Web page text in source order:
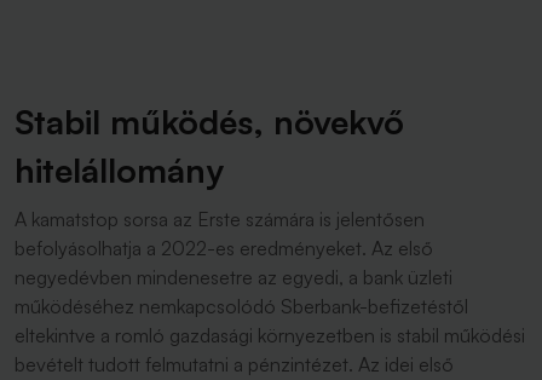
Stabil működés, növekvő
hitelállomány
A kamatstop sorsa az Erste számára is jelentősen
befolyásolhatja a 2022-es eredményeket. Az első
negyedévben mindenesetre az egyedi, a bank üzleti
működéséhez nemkapcsolódó Sberbank-befizetéstől
eltekintve a romló gazdasági környezetben is stabil működési
bevételt tudott felmutatni a pénzintézet. Az idei első